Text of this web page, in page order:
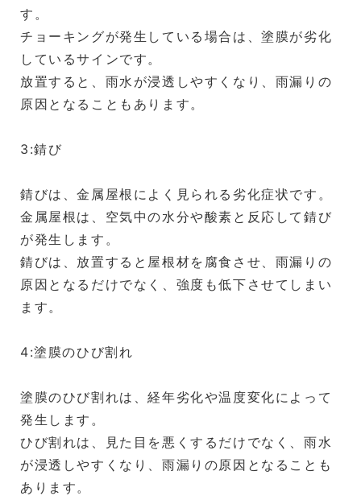
す。
チョーキングが発生している場合は、塗膜が劣化
しているサインです。
放置すると、雨水が浸透しやすくなり、雨漏りの
原因となることもあります。
3:錆び
錆びは、金属屋根によく見られる劣化症状です。
金属屋根は、空気中の水分や酸素と反応して錆び
が発生します。
錆びは、放置すると屋根材を腐食させ、雨漏りの
原因となるだけでなく、強度も低下させてしまい
ます。
4:塗膜のひび割れ
塗膜のひび割れは、経年劣化や温度変化によって
発生します。
ひび割れは、見た目を悪くするだけでなく、雨水
が浸透しやすくなり、雨漏りの原因となることも
あります。